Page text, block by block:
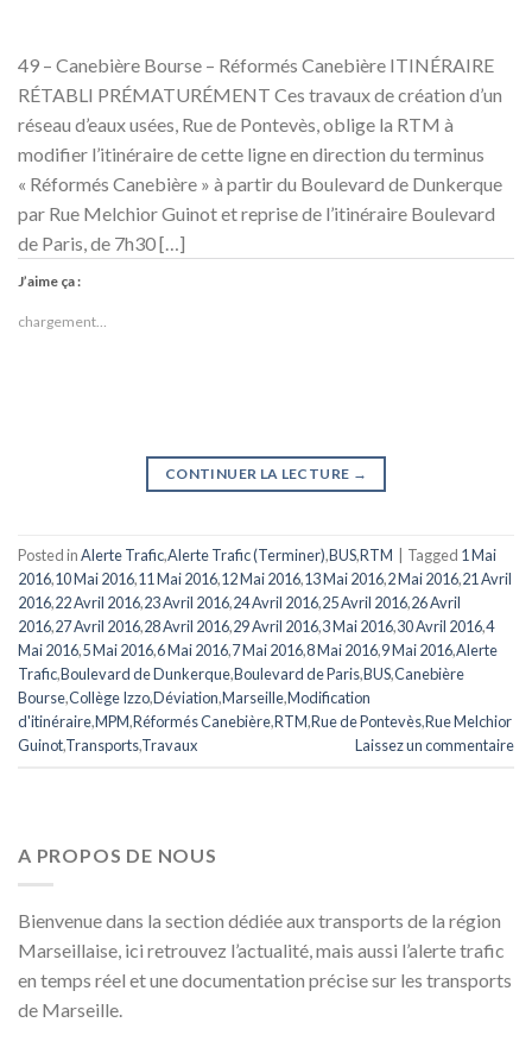
49 – Canebière Bourse – Réformés Canebière ITINÉRAIRE
RÉTABLI PRÉMATURÉMENT Ces travaux de création d’un
réseau d’eaux usées, Rue de Pontevès, oblige la RTM à
modifier l’itinéraire de cette ligne en direction du terminus
« Réformés Canebière » à partir du Boulevard de Dunkerque
par Rue Melchior Guinot et reprise de l’itinéraire Boulevard
de Paris, de 7h30 […]
J’aime ça :
chargement…
CONTINUER LA LECTURE →
Posted inAlerte Trafic,Alerte Trafic (Terminer),BUS,RTM Tagged 1 Mai
2016,10 Mai 2016,11 Mai 2016,12 Mai 2016,13 Mai 2016,2 Mai 2016,21 Avril
2016,22 Avril 2016,23 Avril 2016,24 Avril 2016,25 Avril 2016,26 Avril
2016,27 Avril 2016,28 Avril 2016,29 Avril 2016,3 Mai 2016,30 Avril 2016,4
Mai 2016,5 Mai 2016,6 Mai 2016,7 Mai 2016,8 Mai 2016,9 Mai 2016,Alerte
Trafic,Boulevard de Dunkerque,Boulevard de Paris,BUS,Canebière
Bourse,Collège Izzo,Déviation,Marseille,Modification
d'itinéraire,MPM,Réformés Canebière,RTM,Rue de Pontevès,Rue Melchior
Guinot,Transports,Travaux Laissez un commentaire
A PROPOS DE NOUS
Bienvenue dans la section dédiée aux transports de la région
Marseillaise, ici retrouvez l’actualité, mais aussi l’alerte trafic
en temps réel et une documentation précise sur les transports
de Marseille.